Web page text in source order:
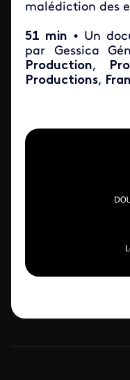
malédiction des
51 min • Un
par Gessica
Production,
Productions,